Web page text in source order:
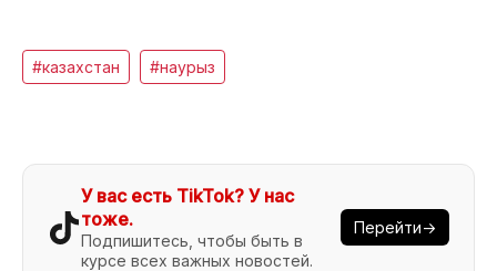
#казахстан #наурыз
У вас есть TikTok? У нас
тоже.
Подпишитесь, чтобы быть в
курсе всех важных новостей.
Перейти→